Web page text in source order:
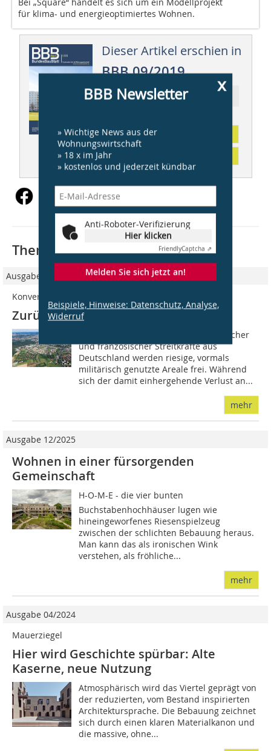
Bei „Square“ handelt es sich um ein Modellprojekt
für klima- und energieoptimiertes Wohnen.
Dieser Artikel erschien in
BBB 09/2019
Ressort: ENERGIE
Abonnement
x
BBB Newsletter
» Wichtige News aus der
Wohnungswirtschaft
» 18 x im Jahr
» kostenlos und jederzeit kündbar
Anti-Roboter-Verifizierung
Hier klicken
FriendlyCaptcha ⇗
Melden Sie sich jetzt an!
Beispiele, Hinweise: Datenschutz, Analyse,
Widerruf
Thematisch passende Artikel:
Ausgabe 1-2/2018
Konversion
Zurück in die Zukunft
Mit dem Abzug amerikanischer, britischer
und französischer Streitkräfte aus
Deutschland werden riesige, vormals
militärisch genutzte Areale frei. Während
sich der damit einhergehende Verlust an...
mehr
Ausgabe 12/2025
Wohnen in einer fürsorgenden
Gemeinschaft
H-O-M-E - die vier bunten
Buchstabenhochhäuser lugen wie
hineingeworfenes Riesenspielzeug
zwischen der schlichten Bebauung heraus.
Man kann das als ironischen Wink
verstehen, als fröhliche...
mehr
Ausgabe 04/2024
Mauerziegel
Hier wird Geschichte spürbar: Alte
Kaserne, neue Nutzung
Atmosphärisch wird das Viertel geprägt von
der reduzierten, vom Bestand inspirierten
Architektursprache. Die Bebauung zeichnet
sich durch einen klaren Materialkanon und
die massive, ohne...